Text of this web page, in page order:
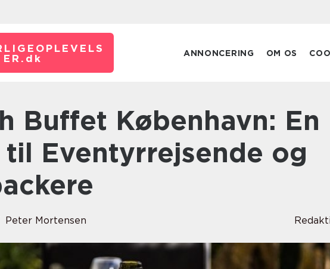
ER. dk ANNONCERING OM OS
til Eventyrrejsende og
Peter Mortensen